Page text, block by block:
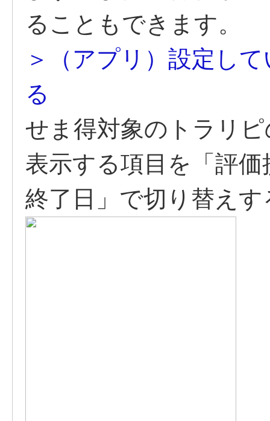
ることもできます。
＞（アプリ）設定し
る
せま得対象のトラリ
表示する項目を「評
終了日」で切り替え